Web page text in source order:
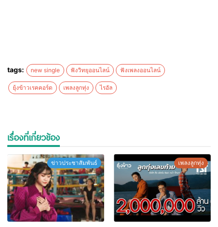
tags: new single ฟังวิทยุออนไลน์ ฟังเพลงออนไลน์
ยุ้งข้าวเรคคอร์ด เพลงลูกทุ่ง ไรอัล
เรื่องที่เกี่ยวข้อง
ข่าวประชาสัมพันธ์ เพลงลูกทุ่ง